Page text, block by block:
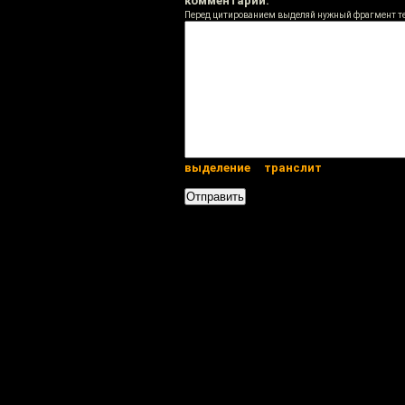
Перед цитированием выделяй нужный фрагмент
выделение транслит